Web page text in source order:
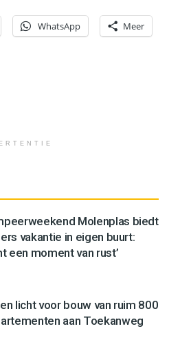
WhatsApp Meer
Molenplas biedt
vakantie in eigen buurt:
een moment van rust’
licht voor bouw van ruim 800
aan Toekanweg